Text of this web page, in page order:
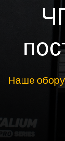
Наше